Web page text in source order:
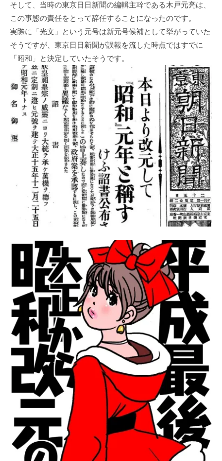
そして、当時の東京日日新聞の編輯主幹である木戸元亮は、
この事態の責任をとって辞任することになったのです。
実際に「光文」という元号は新元号候補として挙がっていた
そうですが、東京日日新聞が誤報を流した時点ではすでに
「昭和」と決定していたそうです。